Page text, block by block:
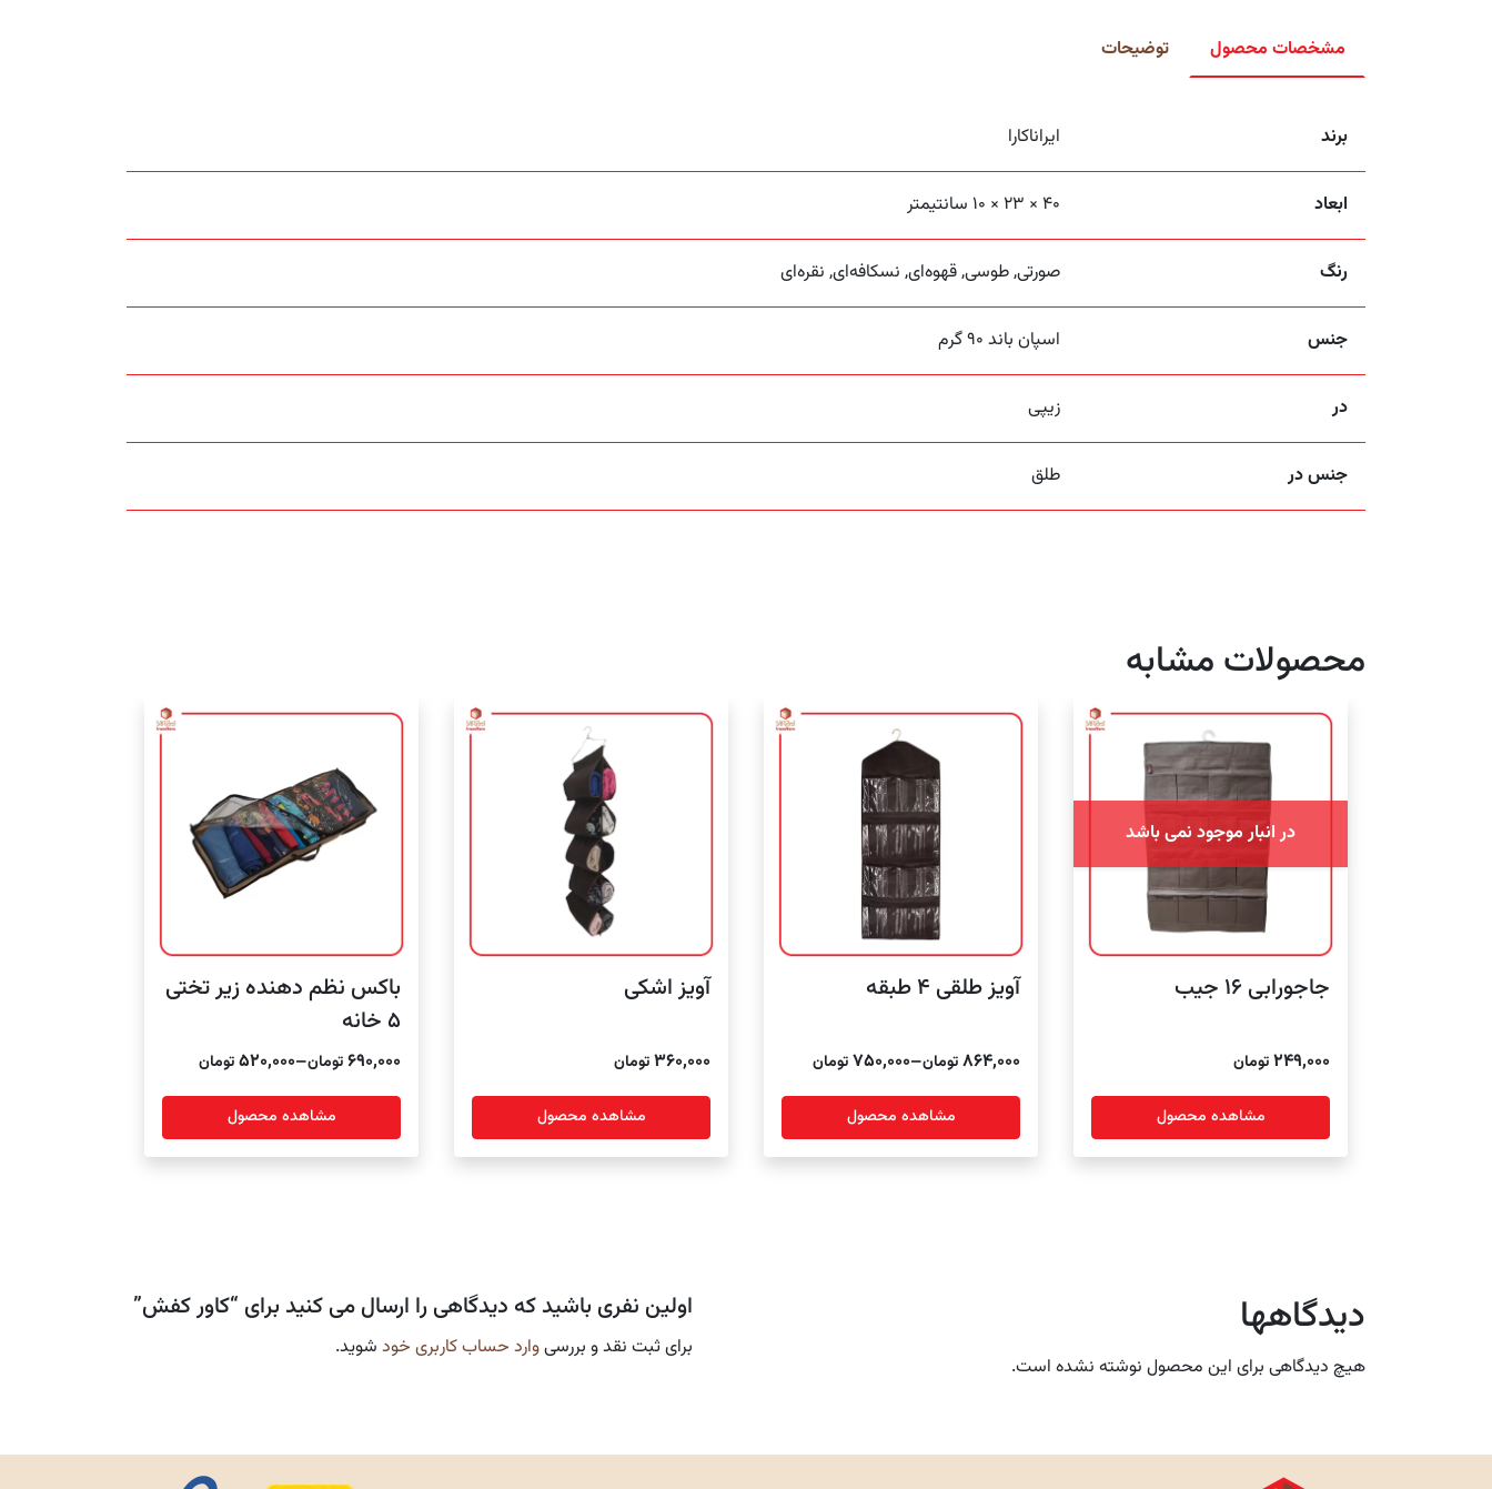
مشخصات محصول توضیحات
برند ایراناکارا
ابعاد 40 × 23 × 10 سانتیمتر
رنگ صورتی, طوسی, قهوه‌ای, نسکافه‌ای, نقره‌ای
جنس اسپان باند ۹۰ گرم
در زیپی
جنس در طلق
محصولات مشابه
در انبار موجود نمی باشد
جاجورابی ۱۶ جیب
249,000تومان
مشاهده محصول
آویز طلقی ۴ طبقه
864,000تومان–
750,000تومان
Price
range:
750,000 تومان
through
مشاهده محصول
آویز اشکی
360,000تومان
مشاهده محصول
باکس نظم دهنده زیر تختی
5 خانه
690,000تومان–
520,000تومان
Price
range:
520,000 تومان
through
مشاهده محصول
دیدگاهها
هیچ دیدگاهی برای این محصول نوشته نشده است.
اولین نفری باشید که دیدگاهی را ارسال می کنید برای “کاور کفش”
برای ثبت نقد و بررسیوارد حساب کاربری خود شوید.